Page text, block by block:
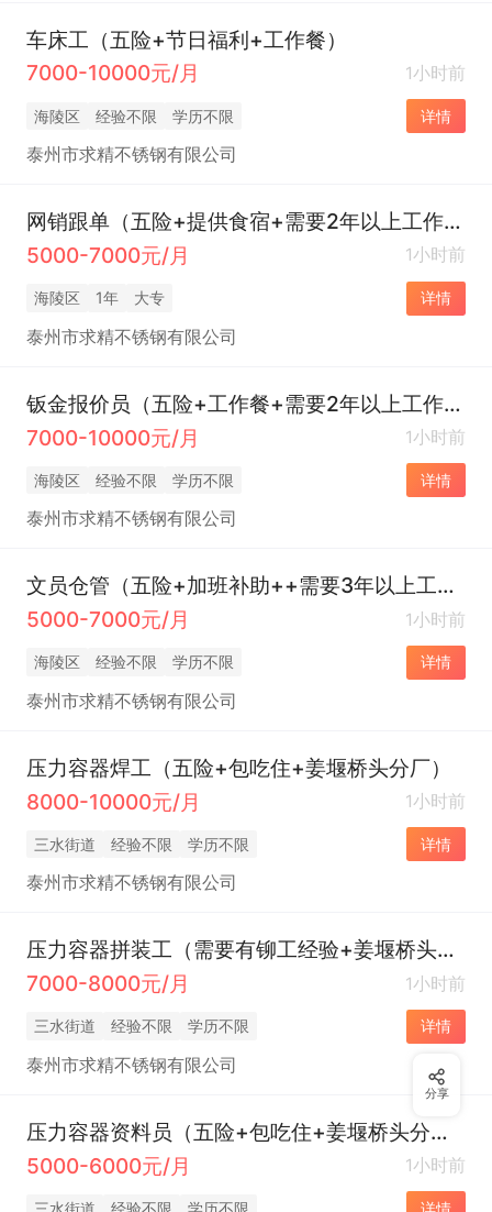
车床工（五险+节日福利+工作餐）
7000-10000元/月
1小时前
海陵区 经验不限 学历不限 详情
泰州市求精不锈钢有限公司
网销跟单（五险+提供食宿+需要2年以上工作经验）
5000-7000元/月
1小时前
海陵区 1年 大专 详情
泰州市求精不锈钢有限公司
钣金报价员（五险+工作餐+需要2年以上工作经验）
7000-10000元/月
1小时前
海陵区 经验不限 学历不限 详情
泰州市求精不锈钢有限公司
文员仓管（五险+加班补助++需要3年以上工作经验）
5000-7000元/月
1小时前
海陵区 经验不限 学历不限 详情
泰州市求精不锈钢有限公司
压力容器焊工（五险+包吃住+姜堰桥头分厂）
8000-10000元/月
1小时前
三水街道 经验不限 学历不限 详情
泰州市求精不锈钢有限公司
压力容器拼装工（需要有铆工经验+姜堰桥头分厂）
7000-8000元/月
1小时前
三水街道 经验不限 学历不限 详情
泰州市求精不锈钢有限公司
压力容器资料员（五险+包吃住+姜堰桥头分厂）
5000-6000元/月
1小时前
三水街道 经验不限 学历不限 详情
分享